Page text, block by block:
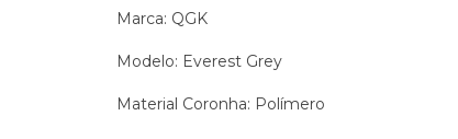
Marca: QGK
Modelo: Everest Grey
Material Coronha: Polímero